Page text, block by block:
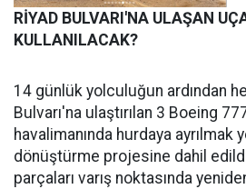
RİYAD BULVARI'NA ULAŞAN
KULLANILACAK?
14 günlük yolculuğun ardından
Bulvarı'na ulaştırılan 3 Boeing
havalimanında hurdaya ayrılmak
dönüştürme projesine dahil
parçaları varış noktasında